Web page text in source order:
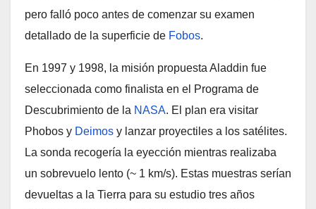
pero falló poco antes de comenzar su examen
detallado de la superficie de Fobos.
En 1997 y 1998, la misión propuesta Aladdin fue
seleccionada como finalista en el Programa de
Descubrimiento de la NASA. El plan era visitar
Phobos y Deimos y lanzar proyectiles a los satélites.
La sonda recogería la eyección mientras realizaba
un sobrevuelo lento (~ 1 km/s). Estas muestras serían
devueltas a la Tierra para su estudio tres años